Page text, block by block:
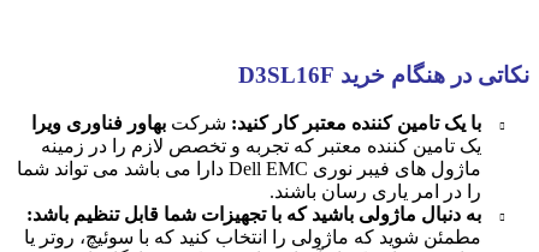
نکاتی در هنگام خرید D3SL16F
با یک تامین کننده معتبر کار کنید: شرکت بهاور فناوری ویرا
یک تامین کننده معتبر که تجربه و تخصص لازم را در زمینه
ماژول های فیبر نوری Dell EMC دارا می باشد می تواند شما
را در امر یاری رسان باشند.
به دنبال ماژولی باشید که با تجهیزات شما قابل تنظیم باشد:
مطمئن شوید که ماژولی را انتخاب کنید که با سوئیچ، روتر یا